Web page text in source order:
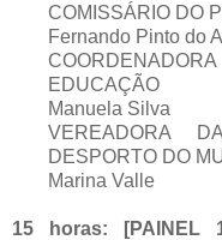
COMISSÁRIO DO
Fernando Pinto do
EDUCAÇÃO
Manuela Silva
VEREADORA
DESPORTO DO
Marina Valle
15 horas: [PAINEL